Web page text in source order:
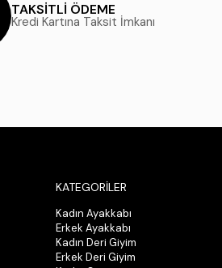
TAKSİTLİ ÖDEME
Kredi Kartına Taksit İmkanı
KATEGORİLER
Kadın Ayakkabı
Erkek Ayakkabı
Kadın Deri Giyim
Erkek Deri Giyim